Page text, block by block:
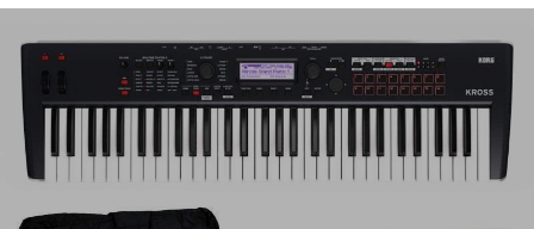
ベース ウクレレ
キーボード